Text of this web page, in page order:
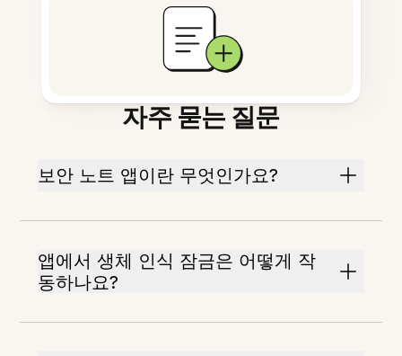
자주 묻는 질문
보안 노트 앱이란 무엇인가요?
앱에서 생체 인식 잠금은 어떻게 작
동하나요?